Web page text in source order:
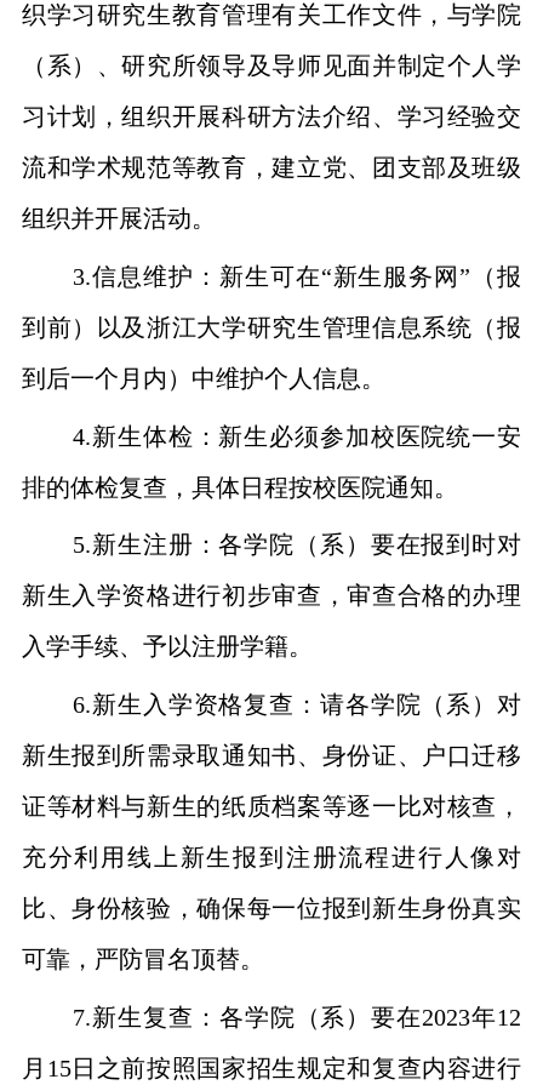
织学习研究生教育管理有关工作文件，与学院
（系）、研究所领导及导师见面并制定个人学
习计划，组织开展科研方法介绍、学习经验交
流和学术规范等教育，建立党、团支部及班级
组织并开展活动。
3.信息维护：新生可在“新生服务网”（报
到前）以及浙江大学研究生管理信息系统（报
到后一个月内）中维护个人信息。
4.新生体检：新生必须参加校医院统一安
排的体检复查，具体日程按校医院通知。
5.新生注册：各学院（系）要在报到时对
新生入学资格进行初步审查，审查合格的办理
入学手续、予以注册学籍。
6.新生入学资格复查：请各学院（系）对
新生报到所需录取通知书、身份证、户口迁移
证等材料与新生的纸质档案等逐一比对核查，
充分利用线上新生报到注册流程进行人像对
比、身份核验，确保每一位报到新生身份真实
可靠，严防冒名顶替。
7.新生复查：各学院（系）要在2023年12
月 15日之前按照国家招生规定和复查内容进行